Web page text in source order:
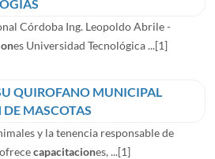
Córdoba Ing. Leopoldo Abrile -
es Universidad Tecnológica ...[1]
QUIROFANO MUNICIPAL
MASCOTAS
y la tenencia responsable de
capacitaciones, ...[1]